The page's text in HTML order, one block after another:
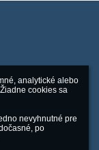
analytické alebo
cookies sa
nevyhnutné pre
po